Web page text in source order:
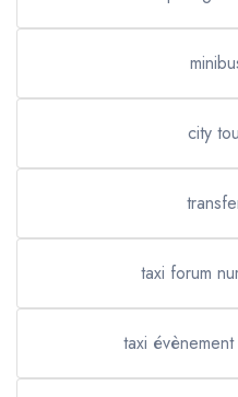
city
taxi forum
taxi